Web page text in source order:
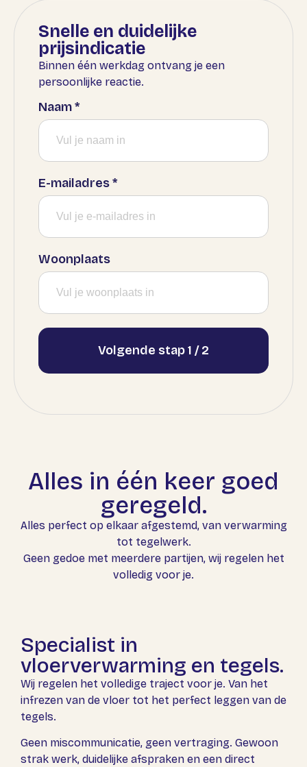
Snelle en duidelijke
prijsindicatie
Binnen één werkdag ontvang je een
persoonlijke reactie.
Naam*
E-mailadres*
Woonplaats
Volgende stap 1 / 2
Alles in één keer goed
geregeld.
Alles perfect op elkaar afgestemd, van verwarming
tot tegelwerk.
Geen gedoe met meerdere partijen, wij regelen het
volledig voor je.
Specialist in
vloerverwarming en tegels.
Wij regelen het volledige traject voor je. Van het
infrezen van de vloer tot het perfect leggen van de
tegels.
Geen miscommunicatie, geen vertraging. Gewoon
strak werk, duidelijke afspraken en een direct